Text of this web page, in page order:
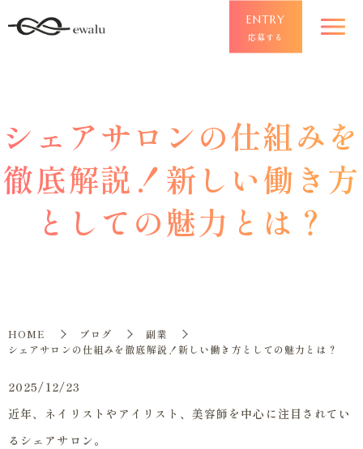
ENTRY
応募する
シェアサロンの仕組みを
徹底解説！新しい働き方
としての魅力とは？
HOME ブログ
副業
シェアサロンの仕組みを徹底解説！新しい働き方としての魅力とは？
2025/12/23
近年、ネイリストやアイリスト、美容師を中心に注目されてい
るシェアサロン。